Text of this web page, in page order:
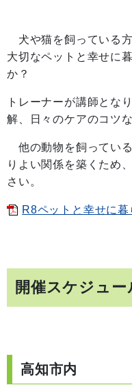
犬や猫を飼っている
大切なペットと幸せに
か？
トレーナーが講師とな
解、日々のケアのコツ
他の動物を飼ってい
りよい関係を築くため
さい。
R8ペットと幸せに
開催スケジュー
高知市内